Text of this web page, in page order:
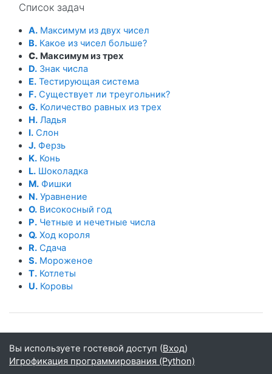
Список задач
A. Максимум из двух чисел
B. Какое из чисел больше?
C. Максимум из трех
D. Знак числа
E. Тестирующая система
F. Существует ли треугольник?
G. Количество равных из трех
H. Ладья
I. Слон
J. Ферзь
K. Конь
L. Шоколадка
M. Фишки
N. Уравнение
O. Високосный год
P. Четные и нечетные числа
Q. Ход короля
R. Сдача
S. Мороженое
T. Котлеты
U. Коровы
Вы используете гостевой доступ (Вход)
Игрофикация программирования (Python)